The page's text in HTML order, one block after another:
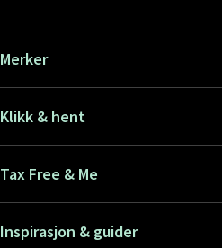
Merker
Klikk & hent
Tax Free & Me
Inspirasjon & guider